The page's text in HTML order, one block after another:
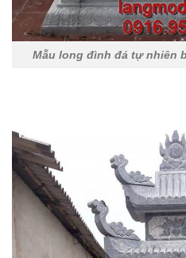
Mẫu long đình đá tự nhiên